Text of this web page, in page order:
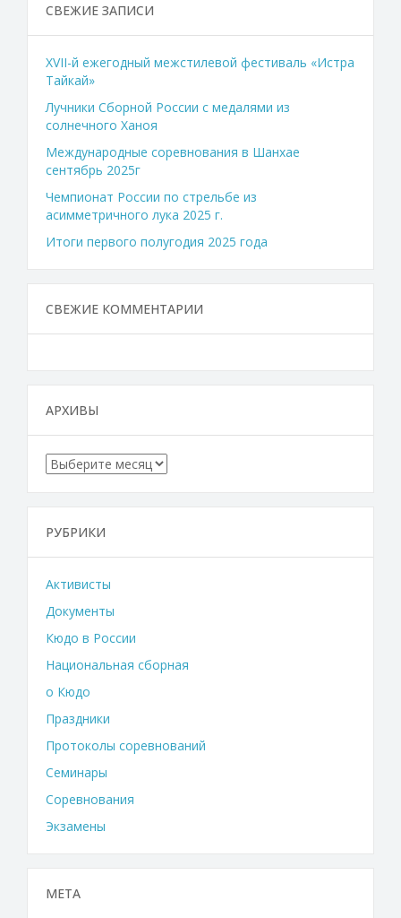
СВЕЖИЕ ЗАПИСИ
XVII-й ежегодный межстилевой фестиваль «Истра
Тайкай»
Лучники Сборной России с медалями из
солнечного Ханоя
Международные соревнования в Шанхае
сентябрь 2025г
Чемпионат России по стрельбе из
асимметричного лука 2025 г.
Итоги первого полугодия 2025 года
СВЕЖИЕ КОММЕНТАРИИ
АРХИВЫ
Архивы
РУБРИКИ
Активисты
Документы
Кюдо в России
Национальная сборная
о Кюдо
Праздники
Протоколы соревнований
Семинары
Соревнования
Экзамены
МЕТА